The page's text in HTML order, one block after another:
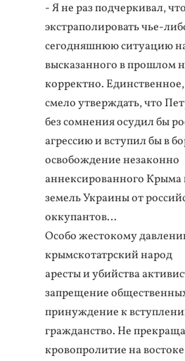
- Я не раз подчеркивал, что
экстраполировать чье-
сегодняшнюю ситуацию
высказанного в прошлом
корректно.
смело утверждать, что
без сомнения осудил бы
агрессию и вступил бы в
освобождение незаконно
аннексированного Крыма
земель Украины от
оккупантов…
Особо жестокому
крымскотатрский народ
аресты и убийства
запрещение
принуждение к
гражданство. Не
кровопролитие на